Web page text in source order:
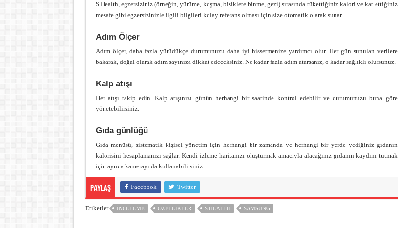
S Health, egzersiziniz (örneğin, yürüme, koşma, bisiklete binme, gezi) sırasında tükettiğiniz kalori ve kat ettiğiniz
mesafe gibi egzersizinizle ilgili bilgileri kolay referans olması için size otomatik olarak sunar.
Adım Ölçer
Adım ölçer, daha fazla yürüdükçe durumunuzu daha iyi hissetmenize yardımcı olur. Her gün sunulan verilere
bakarak, doğal olarak adım sayınıza dikkat edeceksiniz. Ne kadar fazla adım atarsanız, o kadar sağlıklı olursunuz.
Kalp atışı
Her atışı takip edin. Kalp atışınızı günün herhangi bir saatinde kontrol edebilir ve durumunuzu buna göre
yönetebilirsiniz.
Gıda günlüğü
Gıda menüsü, sistematik kişisel yönetim için herhangi bir zamanda ve herhangi bir yerde yediğiniz gıdanın
kalorisini hesaplamanızı sağlar. Kendi izleme haritanızı oluşturmak amacıyla alacağınız gıdanın kaydını tutmak
için ayrıca kamerayı da kullanabilirsiniz.
Paylaş Facebook Twitter
Etiketler İNCELEME ÖZELLIKLER S HEALTH SAMSUNG